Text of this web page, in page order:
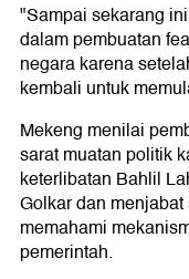
"Sampai sekarang
dalam pembuatan
negara karena
kembali untuk
Mekeng menilai
sarat muatan politik
keterlibatan Bahlil
Golkar dan
memahami
pemerintah.